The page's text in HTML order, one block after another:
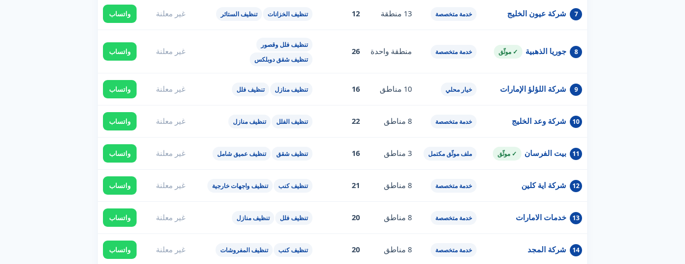
7 شركة عيون الخليج خدمة متخصصة 13 منطقة 12 تنظيف الخزانات تنظيف الستائر غير معلنة واتساب
8 جوريا الذهبية ✓ موثّق خدمة متخصصة منطقة واحدة 26
تنظيف فلل وقصور
تنظيف شقق دوبلكس
غير معلنة واتساب
9 شركة اللؤلؤ الإمارات خيار محلي 10 مناطق 16 تنظيف منازل تنظيف فلل غير معلنة واتساب
10 شركة وعد الخليج خدمة متخصصة 8 مناطق 22 تنظيف الفلل تنظيف منازل غير معلنة واتساب
11 بيت الفرسان ✓ موثّق ملف موثّق مكتمل 3 مناطق 16 تنظيف شقق تنظيف عميق شامل غير معلنة واتساب
12 شركة اية كلين خدمة متخصصة 8 مناطق 21 تنظيف كنب تنظيف واجهات خارجية غير معلنة واتساب
13 خدمات الامارات خدمة متخصصة 8 مناطق 20 تنظيف فلل تنظيف منازل غير معلنة واتساب
14 شركة المجد خدمة متخصصة 8 مناطق 20 تنظيف كنب تنظيف المفروشات غير معلنة واتساب